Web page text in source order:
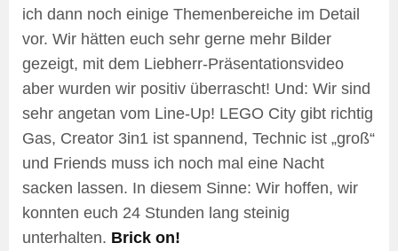
ich dann noch einige Themenbereiche im Detail
vor. Wir hätten euch sehr gerne mehr Bilder
gezeigt, mit dem Liebherr-Präsentationsvideo
aber wurden wir positiv überrascht! Und: Wir sind
sehr angetan vom Line-Up! LEGO City gibt richtig
Gas, Creator 3in1 ist spannend, Technic ist „groß“
und Friends muss ich noch mal eine Nacht
sacken lassen. In diesem Sinne: Wir hoffen, wir
konnten euch 24 Stunden lang steinig
unterhalten. Brick on!